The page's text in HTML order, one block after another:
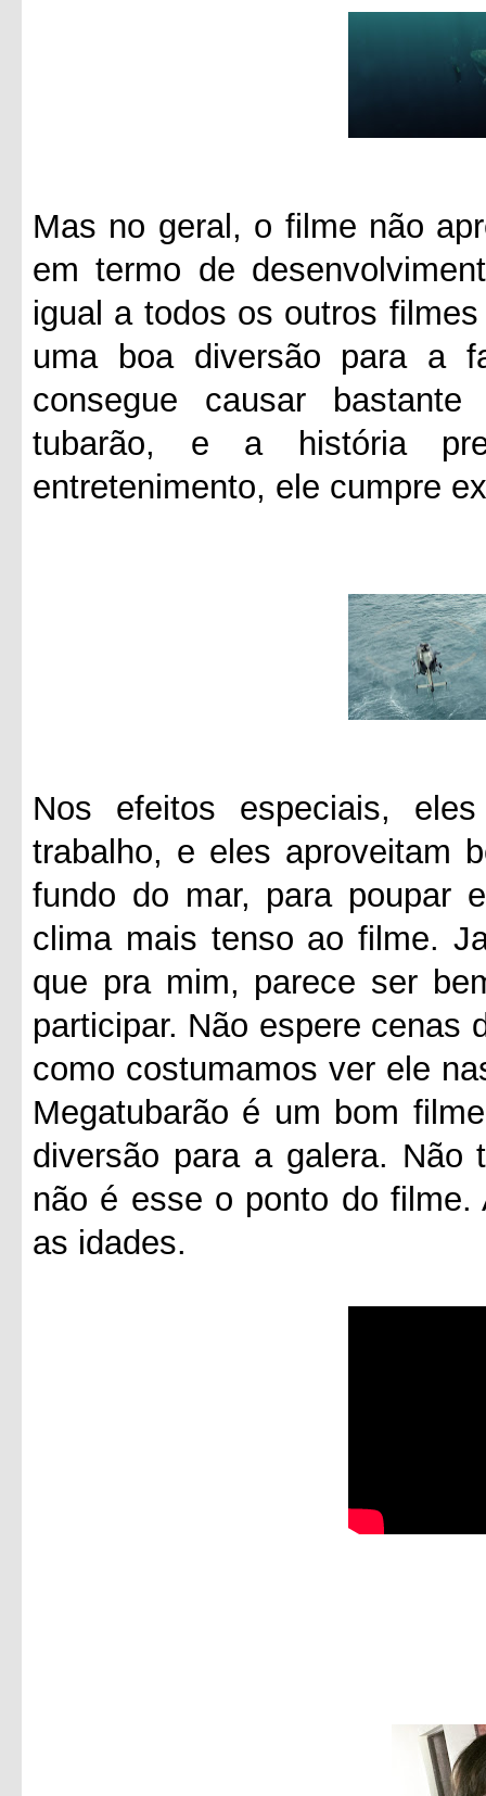
Mas no geral, o filme não
em termo de
igual a todos os outros
uma boa diversão para a
consegue causar
tubarão, e a história
entretenimento, ele cumpre
Nos efeitos especiais,
trabalho, e eles aproveitam
fundo do mar, para poupar
clima mais tenso ao filme.
que pra mim, parece ser
participar. Não espere cenas
como costumamos ver ele
Megatubarão é um bom
diversão para a galera. Não
não é esse o ponto do
as idades.